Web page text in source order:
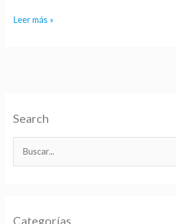
Leer más »
Search
Categorías